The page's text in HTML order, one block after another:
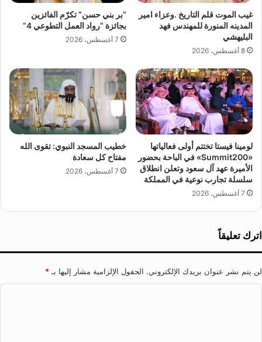
ب
ر
ع
ب
ل
د
م
ب
م
ج
م
ع
إ
ر
ا
غيب الموت قلم التاريخ .وعزاء امير
المدينه المنورة للمهندس فهد
البليهشي
8 أغسطس، 2026
“بر بني حسن” تكرّم الفائزين
بجائزة “رواد العمل التطوعي 4”
7 أغسطس، 2026
لومينا فيستا تختتم أولى فعالياتها
«Summit200» في الباحة بحضور
الأميرة عهد آل سعود وتعلن انطلاق
سلسلة تجارب نوعية في المملكة
7 أغسطس، 2026
خطيب المسجد النبوي: تقوى الله
مفتاح كل سعادة
7 أغسطس، 2026
اترك تعليقاً
لن يتم نشر عنوان بريدك الإلكتروني. الحقول الإلزامية مشار إليها بـ *